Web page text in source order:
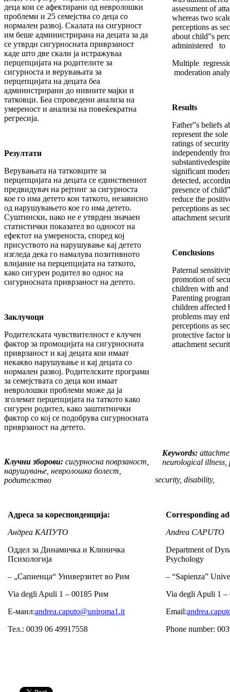
деца кои се афектирани од невролошки
проблеми и 25 семејства со деца со
нормален развој. Скалата на сигурност
им беше администрирана на децата за да
се утврди сигурносната приврзаност
каде што две скали ја истражуваа
перцепцијата на родителите за
сигурноста и верувањата за
перцепцијата на децата беа
администрирани до нивните мајки и
татковци. Беа спроведени анализа на
умереност и анализа на повеќекратна
регресија.
Резултати
Верувањата на татковците за
перцепцијата на децата се единствениот
предвидувач на рејтинг за сигурноста
кое го има детето кон таткото, независно
од нарушувањето кое го има детето.
Суштински, иако не е утврден значаен
статистички показател во односот на
ефектот на умереноста, според кој
присуството на нарушување кај детето
изгледа дека го намалува позитивното
влијание на перцепцијата на таткото,
како сигурен родител во однос на
сигурносната приврзаност на детето.
Заклучоци
Родителската чувствителност е клучен
фактор за промоцијата на сигурносната
приврзаност и кај децата кои имаат
некакво нарушување и кај децата со
нормален развој. Родителските програми
за семејствата со деца кои имаат
невролошки проблеми може да ја
зголемат перцепцијата на таткото како
сигурен родител, како заштитнички
фактор со кој се подобрува сигурносната
приврзаност на детето.
assessment of
whereas two
perceptions as
about child‟s
administered to
Multiple
moderation
Results
Father‟s beliefs
represent the
ratings of
independently
significant
detected,
presence of
reduce the
perceptions as
attachment
Conclusions
Paternal
promotion of
children with
Parenting
children affected
problems may
perceptions as
protective factor
attachment
Клучни зборови: сигурносна поврзаност,
нарушување, невролошка болест,
родителство
Keywords:
neurological illness,
security,
Адреса за кореспонденција:
Андреа КАПУТО
Оддел за Динамичка и Клиничка
Психологија
– „Сапиенца“ Универзитет во Рим
Via degli Apuli 1 – 00185 Рим
Е-маил:andrea.caputo@uniroma1.it
Тел.: 0039 06 49917558
Corresponding
Andrea CAPUTO
Department of
Psychology
– “Sapienza”
Via degli Apuli 1 –
Email:
Phone number: